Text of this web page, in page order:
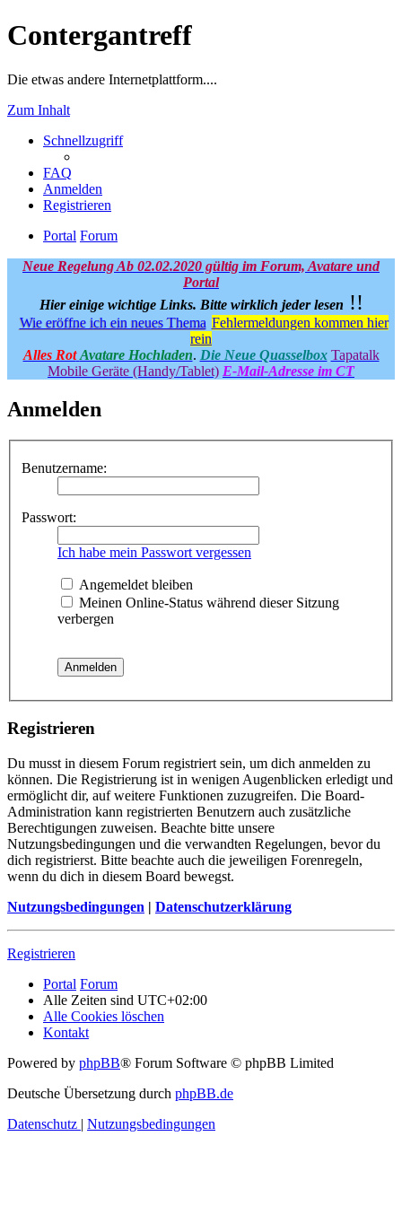
Contergantreff
Die etwas andere Internetplattform....
Zum Inhalt
Schnellzugriff
FAQ
Anmelden
Registrieren
Portal Forum
Neue Regelung Ab 02.02.2020 gültig im Forum, Avatare und
Portal
Hier einige wichtige Links. Bitte wirklich jeder lesen !!
Wie eröffne ich ein neues Thema Fehlermeldungen kommen hier
rein
Alles Rot Avatare Hochladen. Die Neue Quasselbox Tapatalk
Mobile Geräte (Handy/Tablet) E-Mail-Adresse im CT
Anmelden
Benutzername:
Passwort:
Ich habe mein Passwort vergessen
Angemeldet bleiben
Meinen Online-Status während dieser Sitzung
verbergen
Registrieren
Du musst in diesem Forum registriert sein, um dich anmelden zu
können. Die Registrierung ist in wenigen Augenblicken erledigt und
ermöglicht dir, auf weitere Funktionen zuzugreifen. Die Board-
Administration kann registrierten Benutzern auch zusätzliche
Berechtigungen zuweisen. Beachte bitte unsere
Nutzungsbedingungen und die verwandten Regelungen, bevor du
dich registrierst. Bitte beachte auch die jeweiligen Forenregeln,
wenn du dich in diesem Board bewegst.
Nutzungsbedingungen | Datenschutzerklärung
Registrieren
Portal Forum
Alle Zeiten sind UTC+02:00
Alle Cookies löschen
Kontakt
Powered by phpBB® Forum Software © phpBB Limited
Deutsche Übersetzung durch phpBB.de
Datenschutz | Nutzungsbedingungen